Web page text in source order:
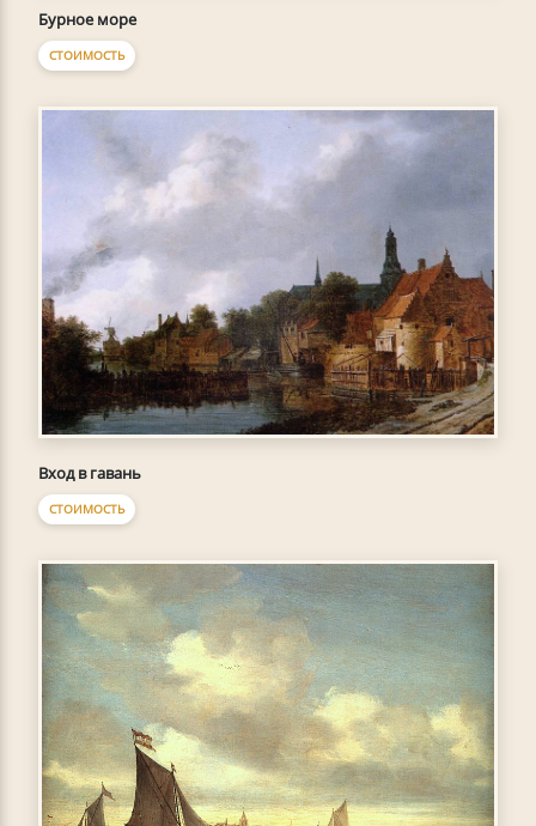
Бурное море
СТОИМОСТЬ
Вход в гавань
СТОИМОСТЬ